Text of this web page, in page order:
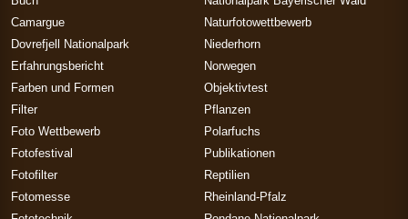
Camargue
Dovrefjell Nationalpark
Erfahrungsbericht
Farben und Formen
Filter
Foto Wettbewerb
Fotofestival
Fotofilter
Fotomesse
Naturfotowettbewerb
Niederhorn
Norwegen
Objektivtest
Pflanzen
Polarfuchs
Publikationen
Reptilien
Rheinland-Pfalz